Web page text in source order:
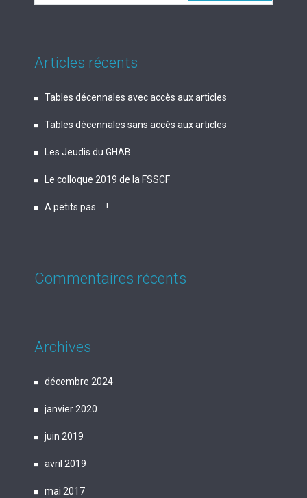
Articles récents
Tables décennales avec accès aux articles
Tables décennales sans accès aux articles
Les Jeudis du GHAB
Le colloque 2019 de la FSSCF
A petits pas … !
Commentaires récents
Archives
décembre 2024
janvier 2020
juin 2019
avril 2019
mai 2017